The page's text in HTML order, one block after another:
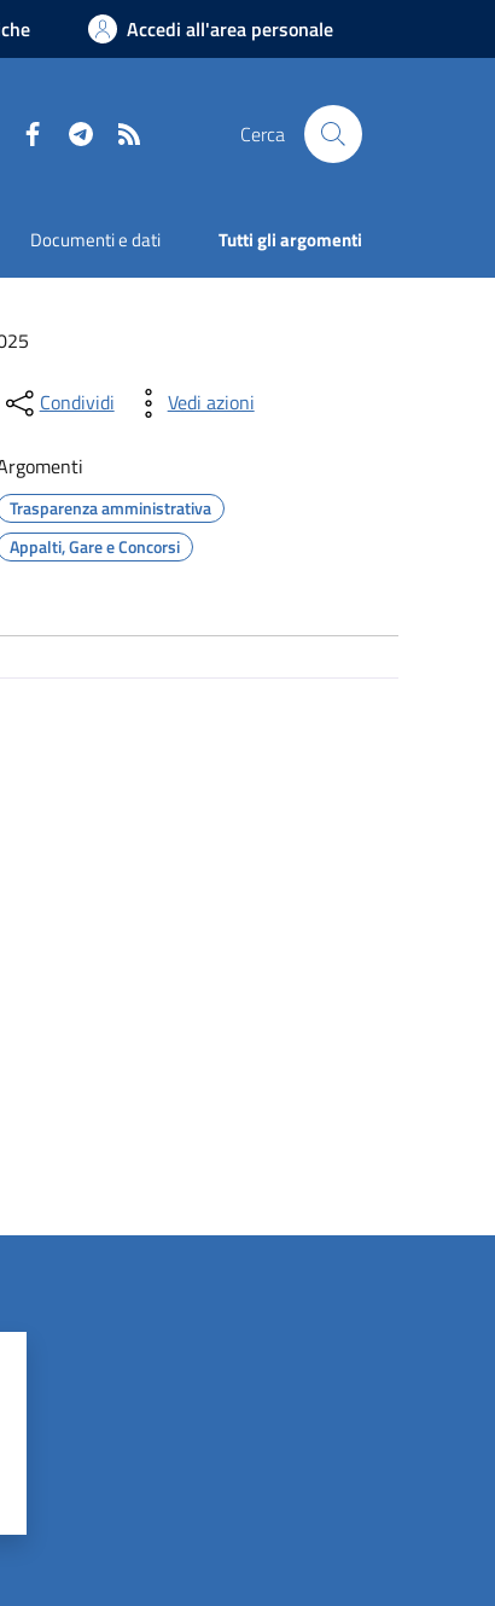
Accedi all'area personale
FacebookTelegram Cerca
Documenti e dati Tutti gli argomenti
Condividi Vedi azioni
Trasparenza amministrativa
Appalti, Gare e Concorsi